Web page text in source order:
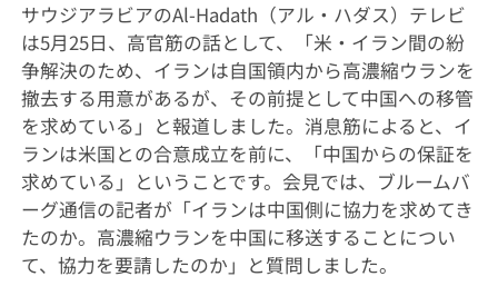
サウジアラビアのAl-Hadath（アル・ハダス）テレビ
は5月25日、高官筋の話として、「米・イラン間の紛
争解決のため、イランは自国領内から高濃縮ウランを
撤去する用意があるが、その前提として中国への移管
を求めている」と報道しました。消息筋によると、イ
ランは米国との合意成立を前に、「中国からの保証を
求めている」ということです。会見では、ブルームバ
ーグ通信の記者が「イランは中国側に協力を求めてき
たのか。高濃縮ウランを中国に移送することについ
て、協力を要請したのか」と質問しました。